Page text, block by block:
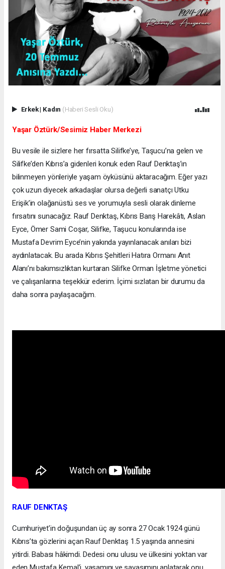
Erkek| Kadın (Haberi Sesli Oku)
Yaşar Öztürk/Sesimiz Haber Merkezi
Bu vesile ile sizlere her fırsatta Silifke’ye, Taşucu’na gelen ve
Silifke’den Kıbrıs’a gidenleri konuk eden Rauf Denktaş’ın
bilinmeyen yönleriyle yaşam öyküsünü aktaracağım. Eğer yazı
çok uzun diyecek arkadaşlar olursa değerli sanatçı Utku
Erişik’in olağanüstü ses ve yorumuyla sesli olarak dinleme
fırsatını sunacağız. Rauf Denktaş, Kıbrıs Barış Harekâtı, Aslan
Eyce, Ömer Sami Coşar, Silifke, Taşucu konularında ise
Mustafa Devrim Eyce’nin yakında yayınlanacak anıları bizi
aydınlatacak. Bu arada Kıbrıs Şehitleri Hatıra Ormanı Anıt
Alanı’nı bakımsızlıktan kurtaran Silifke Orman İşletme yönetici
ve çalışanlarına teşekkür ederim. İçimi sızlatan bir durumu da
daha sonra paylaşacağım.
RAUF DENKTAŞ
Cumhuriyet’in doğuşundan üç ay sonra 27 Ocak 1924 günü
Kıbrıs’ta gözlerini açan Rauf Denktaş 1.5 yaşında annesini
yitirdi. Babası hâkimdi. Dedesi onu ulusu ve ülkesini yoktan var